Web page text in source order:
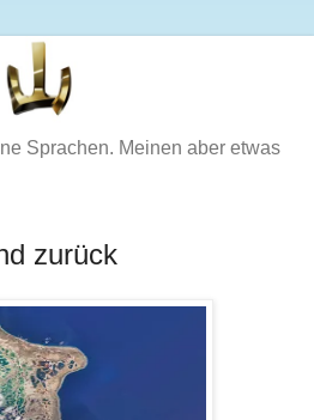
Sprachen. Meinen aber etwas
zurück